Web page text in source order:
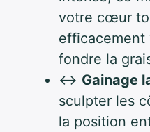
votre cœur
efficacement
fondre la
↔️ Gainage
sculpter les
la position